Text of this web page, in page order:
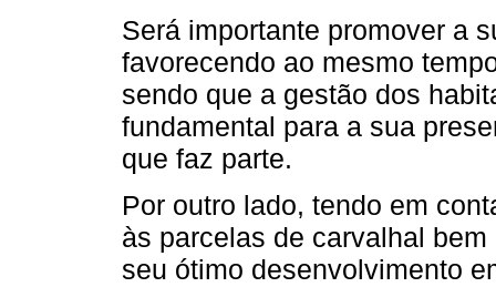
Será importante promover a
favorecendo ao mesmo
sendo que a gestão dos
fundamental para a sua
que faz parte.
Por outro lado, tendo em
às parcelas de carvalhal
seu ótimo desenvolvimento